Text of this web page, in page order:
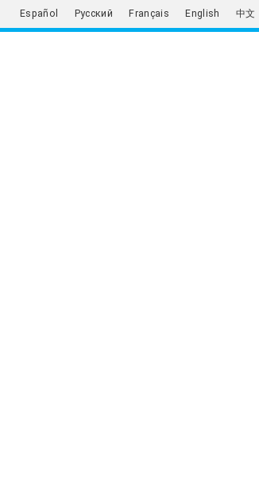
中文
English
Français
Русский
Español